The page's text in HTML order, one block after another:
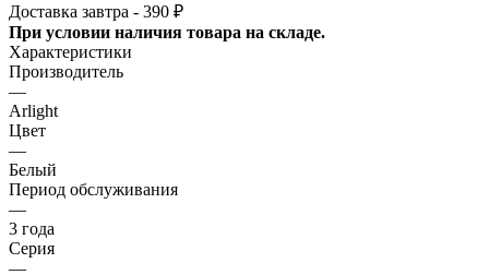
Доставка завтра - 390 ₽
При условии наличия товара на складе.
Характеристики
Производитель
—
Arlight
Цвет
—
Белый
Период обслуживания
—
3 года
Серия
—